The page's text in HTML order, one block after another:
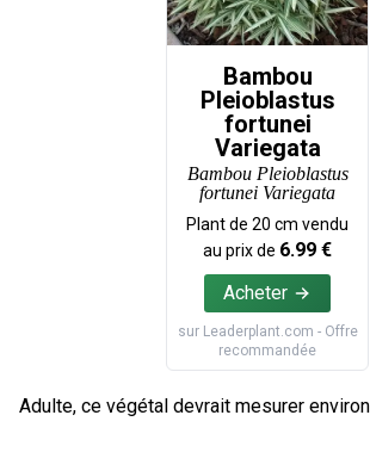
Bambou
Pleioblastus
fortunei
Variegata
Bambou Pleioblastus
fortunei Variegata
Plant de 20 cm vendu
au prix de 6.99 €
Acheter
sur Leaderplant.com - Offre
recommandée
Adulte, ce végétal devrait mesurer